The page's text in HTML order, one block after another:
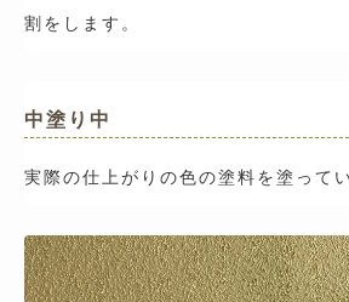
割をします。
中塗り中
実際の仕上がりの色の塗料を塗って